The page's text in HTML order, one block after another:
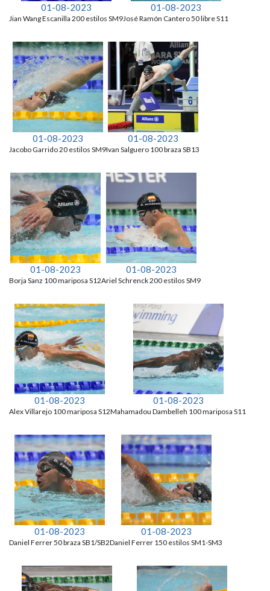
01-08-2023
Jian Wang Escanilla 200 estilos SM9
01-08-2023
José Ramón Cantero 50 libre S11
01-08-2023
Jacobo Garrido 20 estilos SM9
01-08-2023
Ivan Salguero 100 braza SB13
01-08-2023
Borja Sanz 100 mariposa S12
01-08-2023
Ariel Schrenck 200 estilos SM9
01-08-2023
Alex Villarejo 100 mariposa S12
01-08-2023
Mahamadou Dambelleh 100 mariposa S11
01-08-2023
Daniel Ferrer 50 braza SB1/SB2
01-08-2023
Daniel Ferrer 150 estilos SM1-SM3